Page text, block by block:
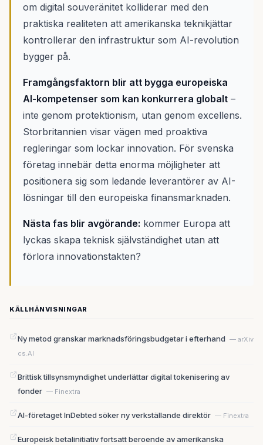
om digital souveränitet kolliderar med den
praktiska realiteten att amerikanska teknikjättar
kontrollerar den infrastruktur som AI-revolution
bygger på.
Framgångsfaktorn blir att bygga europeiska
AI-kompetenser som kan konkurrera globalt –
inte genom protektionism, utan genom excellens.
Storbritannien visar vägen med proaktiva
regleringar som lockar innovation. För svenska
företag innebär detta enorma möjligheter att
positionera sig som ledande leverantörer av AI-
lösningar till den europeiska finansmarknaden.
Nästa fas blir avgörande: kommer Europa att
lyckas skapa teknisk självständighet utan att
förlora innovationstakten?
KÄLLHÄNVISNINGAR
Ny metod granskar marknadsföringsbudgetar i efterhand — arXiv
cs.AI
Brittisk tillsynsmyndighet underlättar digital tokenisering av
fonder — Finextra
AI-företaget InDebted söker ny verkställande direktör — Finextra
Europeisk betalinitiativ fortsatt beroende av amerikanska